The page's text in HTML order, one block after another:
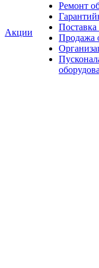
Акции
Ремонт
Поставка
Продажа